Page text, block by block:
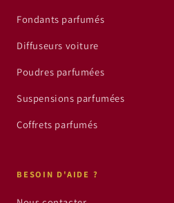
Fondants parfumés
Diffuseurs voiture
Poudres parfumées
Suspensions parfumées
Coffrets parfumés
BESOIN D'AIDE ?